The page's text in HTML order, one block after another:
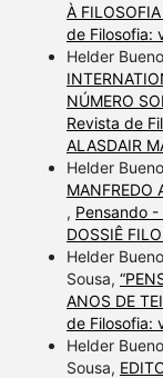
À
de Filosofia:
Helder
NÚMERO
Revista de
ALASDAIR
Helder
MANFREDO
, Pensando
DOSSIÊ
Helder
Sousa,
ANOS DE
de Filosofia:
Helder
Sousa,